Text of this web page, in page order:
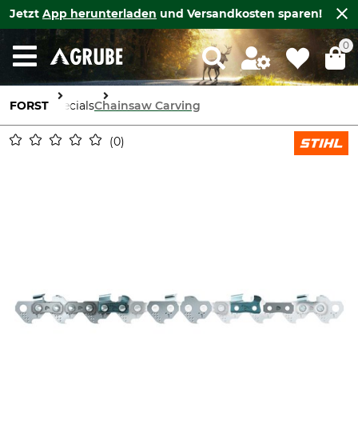
Jetzt App herunterladen und Versandkosten sparen!
0
FORST SpecialsChainsaw Carving
0